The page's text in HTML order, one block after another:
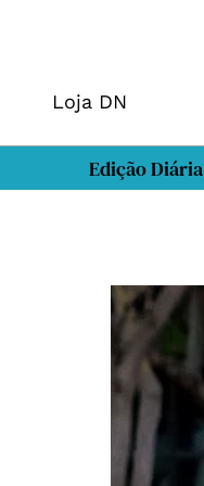
Loja DN
Edição Diária